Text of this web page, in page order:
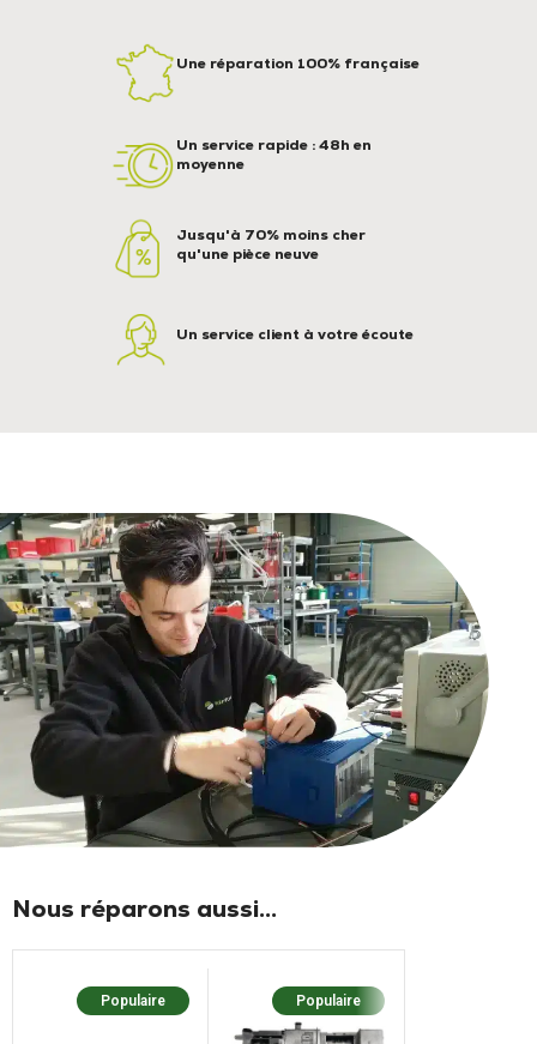
Une réparation 100% française
Un service rapide : 48h en
moyenne
Jusqu'à 70% moins cher
qu'une pièce neuve
Un service client à votre écoute
Nous réparons aussi...
Populaire Populaire Populaire